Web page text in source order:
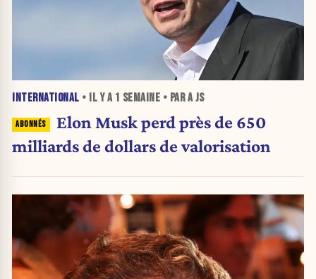
INTERNATIONAL • IL Y A 1 SEMAINE • PAR A JS
Elon Musk perd près de 650
milliards de dollars de valorisation